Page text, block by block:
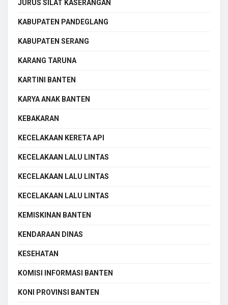
JURUS SILAT KASERANGAN
KABUPATEN PANDEGLANG
KABUPATEN SERANG
KARANG TARUNA
KARTINI BANTEN
KARYA ANAK BANTEN
KEBAKARAN
KECELAKAAN KERETA API
KECELAKAAN LALU LINTAS
KECELAKAAN LALU LINTAS
KECELAKAAN LALU LINTAS
KEMISKINAN BANTEN
KENDARAAN DINAS
KESEHATAN
KOMISI INFORMASI BANTEN
KONI PROVINSI BANTEN